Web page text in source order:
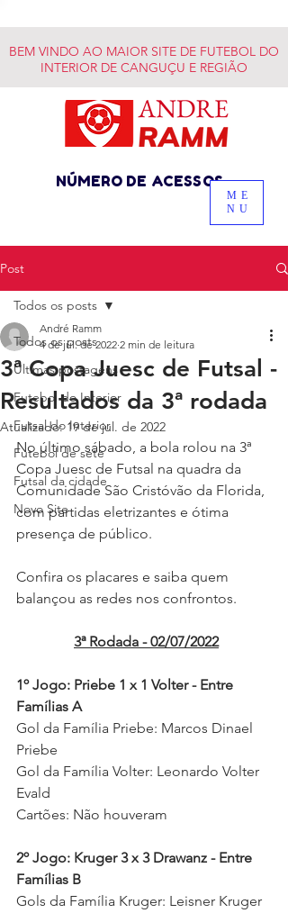
BEM VINDO AO MAIOR SITE DE FUTEBOL DO
INTERIOR DE CANGUÇU E REGIÃO
NÚMERO DE ACESSOS
ME
NU
Post
Todos os posts
Últimas postagens
Futebol do Interior
Futsal do Interior
Futebol de sete
Futsal da cidade
Novo Site
Todos os posts
3ª Copa Juesc de Futsal -
Resultados da 3ª rodada
André Ramm
4 de jul. de 2022 2 min de leitura
Atualizado:19 de jul. de 2022
No último sábado, a bola rolou na 3ª
Copa Juesc de Futsal na quadra da
Comunidade São Cristóvão da Florida,
com partidas eletrizantes e ótima
presença de público.
Confira os placares e saiba quem
balançou as redes nos confrontos.
3ª Rodada - 02/07/2022
1º Jogo: Priebe 1 x 1 Volter - Entre
Famílias A
Gol da Família Priebe: Marcos Dinael
Priebe
Gol da Família Volter: Leonardo Volter
Evald
Cartões: Não houveram
2º Jogo: Kruger 3 x 3 Drawanz - Entre
Famílias B
Gols da Família Kruger: Leisner Kruger